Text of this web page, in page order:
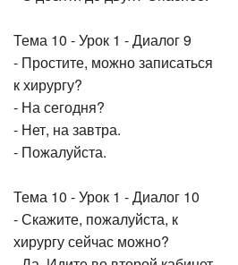
Тема 10 - Урок 1 - Диалог 9
- Простите, можно записаться
к хирургу?
- На сегодня?
- Нет, на завтра.
- Пожалуйста.
Тема 10 - Урок 1 - Диалог 10
- Скажите, пожалуйста, к
хирургу сейчас можно?